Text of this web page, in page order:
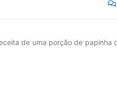
de uma porção de papinha